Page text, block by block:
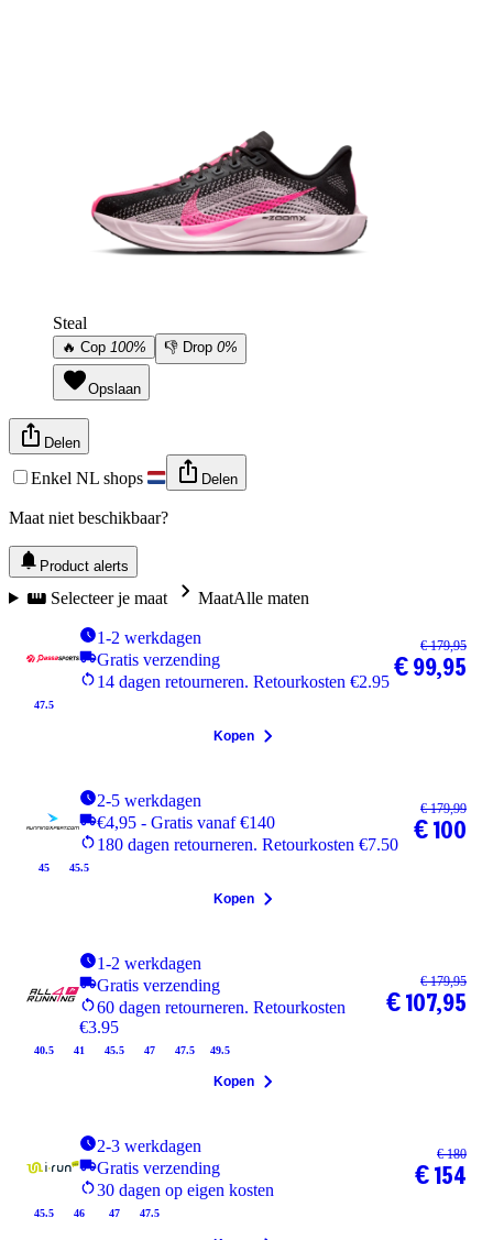
Steal
🔥 Cop 100% 👎 Drop 0%
Opslaan
Delen
Enkel NL shops Delen
Maat niet beschikbaar?
Product alerts
Selecteer je maat MaatAlle maten
1-2 werkdagen
Gratis verzending
14 dagen retourneren. Retourkosten €2.95
47.5
€ 179,95
€ 99,95
Kopen
2-5 werkdagen
€4,95 - Gratis vanaf €140
180 dagen retourneren. Retourkosten €7.50
45 45.5
€ 179,99
€ 100
Kopen
1-2 werkdagen
Gratis verzending
60 dagen retourneren. Retourkosten
€3.95
40.5 41 45.5 47 47.5 49.5
€ 179,95
€ 107,95
Kopen
2-3 werkdagen
Gratis verzending
30 dagen op eigen kosten
45.5 46 47 47.5
€ 180
€ 154